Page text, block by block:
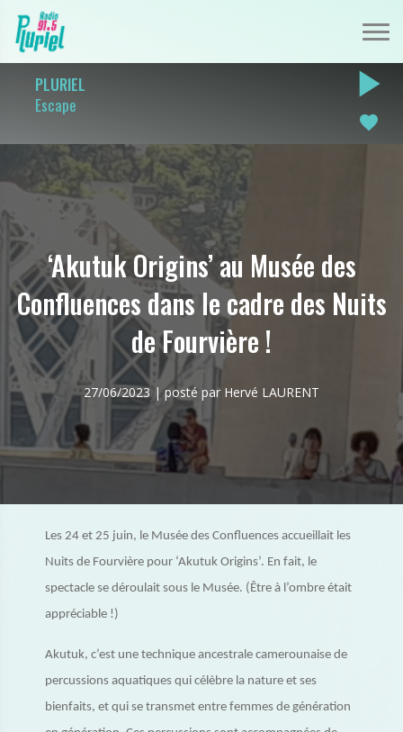
PLURIEL
Escape
play_arrow
favorite
‘Akutuk Origins’ au Musée des
Confluences dans le cadre des Nuits
de Fourvière !
27/06/2023 | posté par Hervé LAURENT
Les 24 et 25 juin, le Musée des Confluences accueillait les
Nuits de Fourvière pour ‘Akutuk Origins’. En fait, le
spectacle se déroulait sous le Musée. (Être à l’ombre était
appréciable !)
Akutuk, c’est une technique ancestrale camerounaise de
percussions aquatiques qui célèbre la nature et ses
bienfaits, et qui se transmet entre femmes de génération